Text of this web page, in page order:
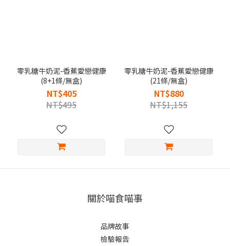
零乳糖牛奶泥-香蕉愛戀健康
(8+1條/無盒)
NT$405
NT$495
零乳糖牛奶泥-香蕉愛戀健康
(21條/無盒)
NT$880
NT$1,155
關於喵食喵事
品牌故事
檢驗報告